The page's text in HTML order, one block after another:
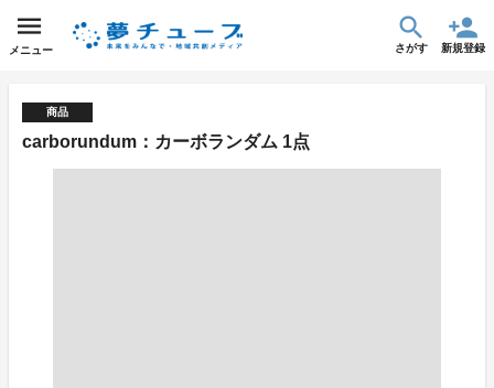
メニュー さがす 新規登録
商品
carborundum：カーボランダム 1点